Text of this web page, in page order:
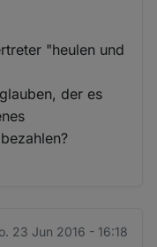
"heulen und
der es
23 Jun 2016 - 16:18